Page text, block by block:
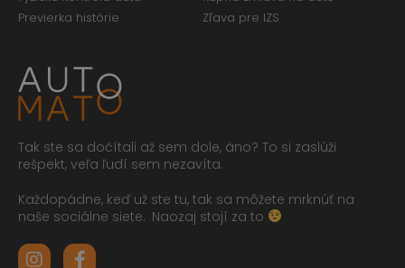
Tak ste sa dočítali až sem dole, áno? To si zaslúži
rešpekt, veľa ľudí sem nezavíta.
Každopádne, keď už ste tu, tak sa môžete mrknúť na
naše sociálne siete. Naozaj stojí za to
Previerka histórie
Zľava pre IZS